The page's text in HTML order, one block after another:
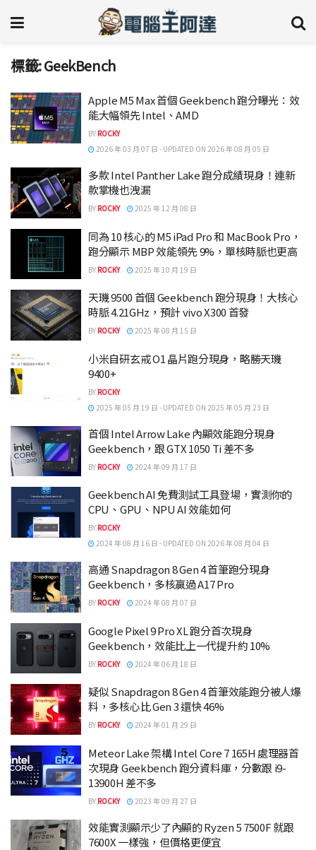
標籤:GeekBench
Apple M5 Max 首個 Geekbench 跑分曝光：效
能大幅領先 Intel、AMD
BY ROCKY
2026 年 03 月 07 日 - UPDATED ON 2026 年 08 月 05 日
多款 Intel Panther Lake 跑分成績現身！連新
款掌機也洩漏
BY ROCKY 2025 年 12 月 08 日
同為 10 核心的 M5 iPad Pro 和 MacBook Pro，
跑分顯示 MBP 效能領先 9%，單核時脈也更高
BY ROCKY 2025 年 10 月 19 日
天璣 9500 首個 Geekbench 跑分現身！大核心
時脈 4.21GHz，預計 vivo X300 首發
BY ROCKY 2025 年 08 月 15 日
小米自研玄戒 O1 晶片跑分現身，略勝天璣
9400+
BY ROCKY
2025 年 05 月 19 日 - UPDATED ON 2025 年 05 月 23 日
首個 Intel Arrow Lake 內顯效能跑分現身
Geekbench，跟 GTX 1050 Ti 差不多
BY ROCKY 2024 年 09 月 17 日
Geekbench AI 免費測試工具登場，實測你的
CPU、GPU、NPU AI 效能如何
BY ROCKY
2024 年 08 月 16 日 - UPDATED ON 2026 年 08 月 04 日
高通 Snapdragon 8 Gen 4 首筆跑分現身
Geekbench，多核贏過 A17 Pro
BY ROCKY 2024 年 08 月 07 日
Google Pixel 9 Pro XL 跑分首次現身
Geekbench，效能比上一代提升約 10%
BY ROCKY 2024 年 06 月 18 日
疑似 Snapdragon 8 Gen 4 首筆效能跑分被人爆
料，多核心比 Gen 3 還快 46%
BY ROCKY 2024 年 01 月 29 日
Meteor Lake 架構 Intel Core 7 165H 處理器首
次現身 Geekbench 跑分資料庫，分數跟 i9-
13900H 差不多
BY ROCKY 2023 年 09 月 27 日
效能實測顯示少了內顯的 Ryzen 5 7500F 就跟
7600X 一樣強，但價格更便宜